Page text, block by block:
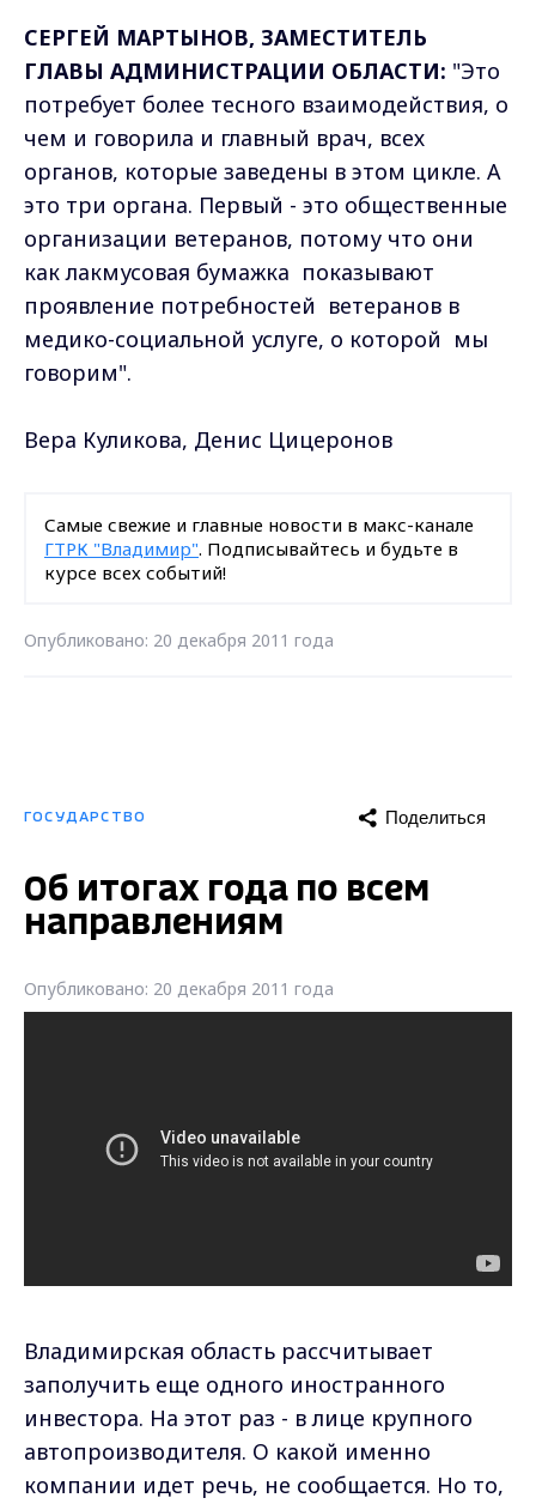
СЕРГЕЙ МАРТЫНОВ, ЗАМЕСТИТЕЛЬ
ГЛАВЫ АДМИНИСТРАЦИИ ОБЛАСТИ: "Это
потребует более тесного взаимодействия, о
чем и говорила и главный врач, всех
органов, которые заведены в этом цикле. А
это три органа. Первый - это общественные
организации ветеранов, потому что они
как лакмусовая бумажка показывают
проявление потребностей ветеранов в
медико-социальной услуге, о которой мы
говорим".
Вера Куликова, Денис Цицеронов
Самые свежие и главные новости в макс-канале
ГТРК "Владимир". Подписывайтесь и будьте в
курсе всех событий!
Опубликовано: 20 декабря 2011 года
ГОСУДАРСТВО Поделиться
Об итогах года по всем
направлениям
Опубликовано: 20 декабря 2011 года
Владимирская область рассчитывает
заполучить еще одного иностранного
инвестора. На этот раз - в лице крупного
автопроизводителя. О какой именно
компании идет речь, не сообщается. Но то,